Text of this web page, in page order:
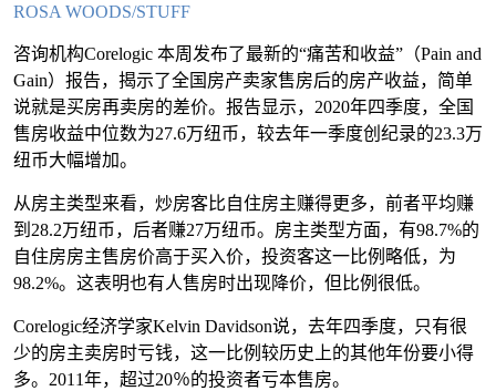
ROSA WOODS/STUFF
咨询机构Corelogic 本周发布了最新的“痛苦和收益”（Pain and
Gain）报告，揭示了全国房产卖家售房后的房产收益，简单
说就是买房再卖房的差价。报告显示，2020年四季度，全国
售房收益中位数为27.6万纽币，较去年一季度创纪录的23.3万
纽币大幅增加。
从房主类型来看，炒房客比自住房主赚得更多，前者平均赚
到28.2万纽币，后者赚27万纽币。房主类型方面，有98.7%的
自住房房主售房价高于买入价，投资客这一比例略低，为
98.2%。这表明也有人售房时出现降价，但比例很低。
Corelogic经济学家Kelvin Davidson说，去年四季度，只有很
少的房主卖房时亏钱，这一比例较历史上的其他年份要小得
多。2011年，超过20％的投资者亏本售房。